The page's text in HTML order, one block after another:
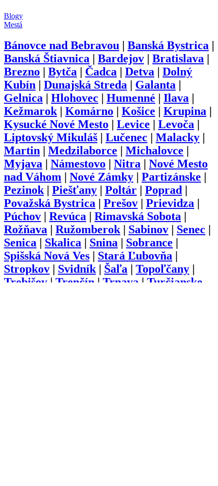
Blogy
Mestá
Bánovce nad Bebravou | Banská Bystrica |
Banská Štiavnica | Bardejov | Bratislava |
Brezno | Bytča | Čadca | Detva | Dolný
Kubín | Dunajská Streda | Galanta |
Gelnica | Hlohovec | Humenné | Ilava |
Kežmarok | Komárno | Košice | Krupina |
Kysucké Nové Mesto | Levice | Levoča |
Liptovský Mikuláš | Lučenec | Malacky |
Martin | Medzilaborce | Michalovce |
Myjava | Námestovo | Nitra | Nové Mesto
nad Váhom | Nové Zámky | Partizánske |
Pezinok | Piešťany | Poltár | Poprad |
Považská Bystrica | Prešov | Prievidza |
Púchov | Revúca | Rimavská Sobota |
Rožňava | Ružomberok | Sabinov | Senec |
Senica | Skalica | Snina | Sobrance |
Spišská Nová Ves | Stará Ľubovňa |
Stropkov | Svidník | Šaľa | Topoľčany |
Trebišov | Trenčín | Trnava | Turčianske